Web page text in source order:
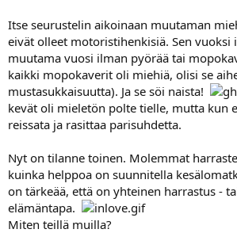
t
a
j
a
Itse seurustelin aikoinaan muutaman
eivät olleet motoristihenkisiä. Sen
muutama vuosi ilman pyörää tai
kaikki mopokaverit oli miehiä, olisi se
mustasukkaisuutta). Ja se söi naista!
kevät oli mieletön polte tielle, mutta kun
reissata ja rasittaa parisuhdetta.
Nyt on tilanne toinen. Molemmat
kuinka helppoa on suunnitella
on tärkeää, että on yhteinen harrastus -
elämäntapa.
Miten teillä muilla?